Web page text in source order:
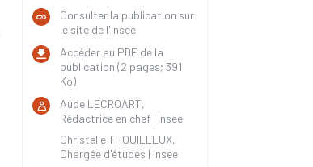
Consulter la publication sur
le site de l'Insee
Accéder au PDF de la
publication (2 pages; 391
Ko)
Aude LECROART,
Rédactrice en chef | Insee
Christelle THOUILLEUX,
Chargée d'études | Insee